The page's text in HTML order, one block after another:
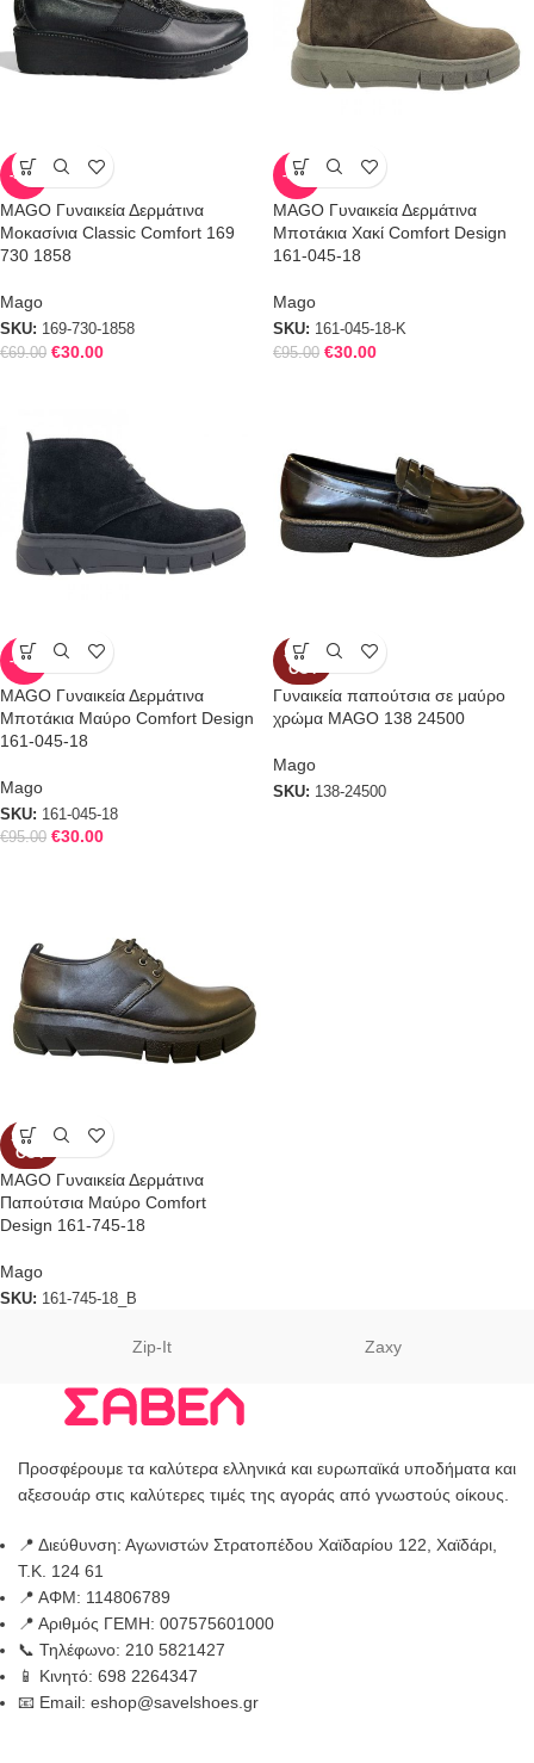
-57%
MAGO Γυναικεία Δερμάτινα
Μοκασίνια Classic Comfort 169
730 1858
Mago
SKU: 169-730-1858
€69.00 €30.00
-68%
MAGO Γυναικεία Δερμάτινα
Μποτάκια Χακί Comfort Design
161-045-18
Mago
SKU: 161-045-18-Κ
€95.00 €30.00
-68%
MAGO Γυναικεία Δερμάτινα
Μποτάκια Μαύρο Comfort Design
161-045-18
Mago
SKU: 161-045-18
€95.00 €30.00
SOLD
OUT
Γυναικεία παπούτσια σε μαύρο
χρώμα MAGO 138 24500
Mago
SKU: 138-24500
SOLD
OUT
MAGO Γυναικεία Δερμάτινα
Παπούτσια Μαύρο Comfort
Design 161-745-18
Mago
SKU: 161-745-18_B
Zip-It Zaxy
Προσφέρουμε τα καλύτερα ελληνικά και ευρωπαϊκά υποδήματα και
αξεσουάρ στις καλύτερες τιμές της αγοράς από γνωστούς οίκους.
📍 Διεύθυνση: Αγωνιστών Στρατοπέδου Χαϊδαρίου 122, Χαϊδάρι,
Τ.Κ. 124 61
📍 ΑΦΜ: 114806789
📍 Αριθμός ΓΕΜΗ: 007575601000
📞 Τηλέφωνο: 210 5821427
📱 Κινητό: 698 2264347
📧 Email: eshop@savelshoes.gr